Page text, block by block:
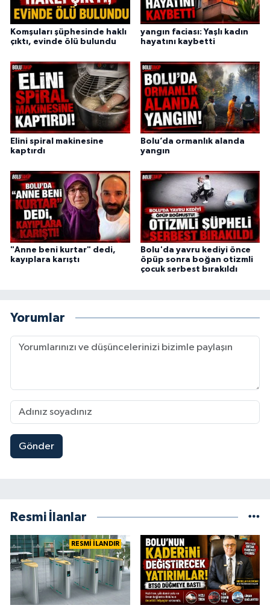
Komşuları şüphesinde haklı
çıktı, evinde ölü bulundu
yangın faciası: Yaşlı kadın
hayatını kaybetti
Elini spiral makinesine
kaptırdı
Bolu’da ormanlık alanda
yangın
"Anne beni kurtar" dedi,
kayıplara karıştı
Bolu'da yavru kediyi önce
öpüp sonra boğan otizmli
çocuk serbest bırakıldı
Yorumlar
Gönder
Resmi İlanlar
RESMİ İLANDIR